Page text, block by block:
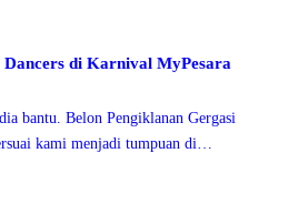
Dancers di Karnival MyPesara
bantu. Belon Pengiklanan Gergasi
kami menjadi tumpuan di